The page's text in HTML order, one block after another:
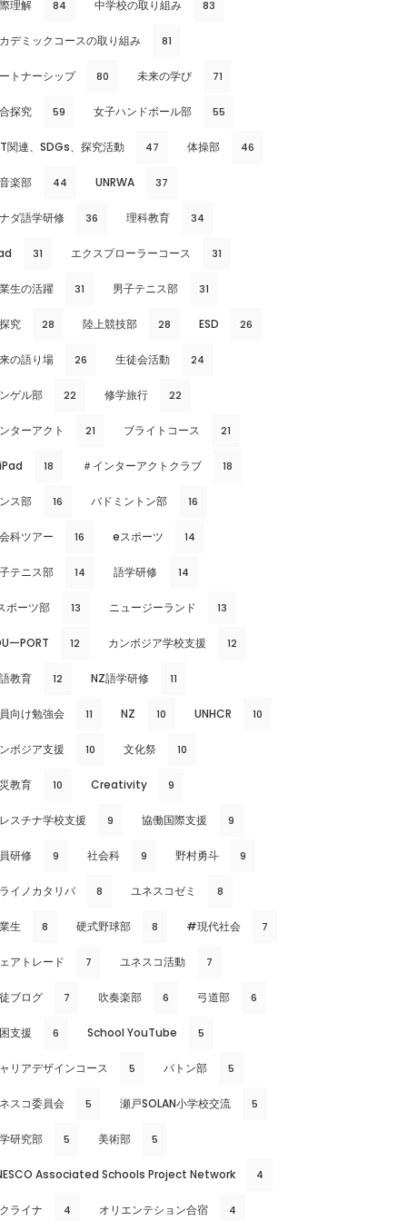
理解 84 中学校の取り組み 83
デミックコースの取り組み 81
トナーシップ 80 未来の学び 71
探究 59 女子ハンドボール部 55
関連、SDGs、探究活動 47 体操部 46
楽部 44 UNRWA 37
ダ語学研修 36 理科教育 34
31 エクスプローラーコース 31
生の活躍 31 男子テニス部 31
究 28 陸上競技部 28 ESD 26
の語り場 26 生徒会活動 24
ゲル部 22 修学旅行 22
ターアクト 21 ブライトコース 21
18 ＃インターアクトクラブ 18
ス部 16 バドミントン部 16
科ツアー 16 eスポーツ 14
テニス部 14 語学研修 14
ポーツ部 13 ニュージーランド 13
ーPORT 12 カンボジア学校支援 12
教育 12 NZ語学研修 11
向け勉強会 11 NZ 10 UNHCR 10
ボジア支援 10 文化祭 10
教育 10 Creativity 9
スチナ学校支援 9 協働国際支援 9
研修 9 社会科 9 野村勇斗 9
イノカタリバ 8 ユネスコゼミ 8
生 8 硬式野球部 8 #現代社会 7
アトレード 7 ユネスコ活動 7
ブログ 7 吹奏楽部 6 弓道部 6
支援 6 School YouTube 5
リアデザインコース 5 バトン部 5
スコ委員会 5 瀬戸SOLAN小学校交流 5
研究部 5 美術部 5
Associated Schools Project Network 4
ライナ 4 オリエンテション合宿 4